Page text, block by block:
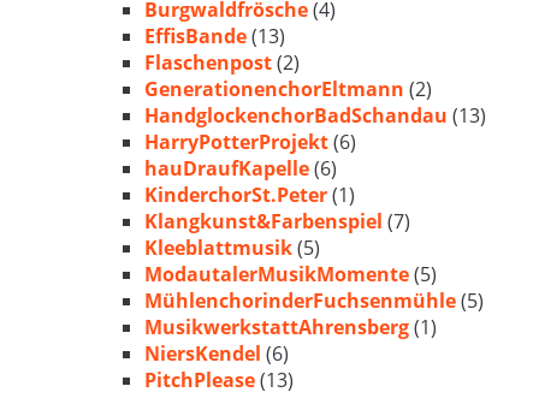
Burgwaldfrösche(4)
EffisBande(13)
Flaschenpost(2)
GenerationenchorEltmann (2)
HandglockenchorBadSchandau (13)
HarryPotterProjekt(6)
hauDraufKapelle(6)
KinderchorSt.Peter(1)
Klangkunst&Farbenspiel (7)
Kleeblattmusik(5)
ModautalerMusikMomente(5)
MühlenchorinderFuchsenmühle(5)
MusikwerkstattAhrensberg(1)
NiersKendel (6)
PitchPlease(13)